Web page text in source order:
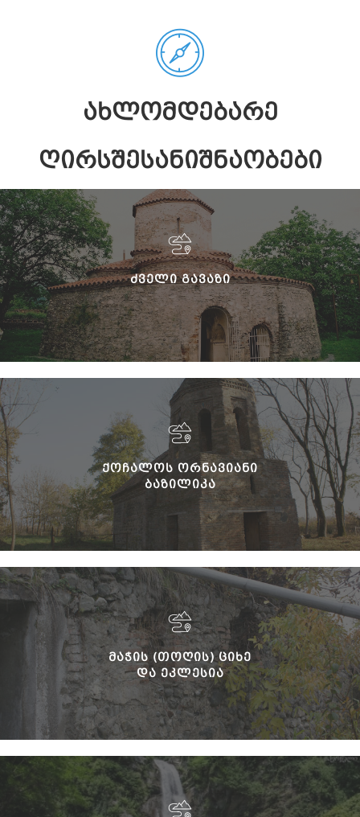
ᲐᲮᲚᲝᲛᲓᲔᲑᲐᲠᲔ
ᲦᲘᲠᲡᲨᲔᲡᲐᲜᲘᲨᲜᲐᲝᲑᲔᲑᲘ
ᲫᲕᲔᲚᲘ ᲒᲐᲕᲐᲖᲘ
ᲥᲝᲩᲐᲚᲝᲡ ᲝᲠᲜᲐᲕᲘᲐᲜᲘ
ᲑᲐᲖᲘᲚᲘᲙᲐ
ᲛᲐᲭᲘᲡ (ᲗᲝᲦᲘᲡ) ᲪᲘᲮᲔ
ᲓᲐ ᲔᲙᲚᲔᲡᲘᲐ